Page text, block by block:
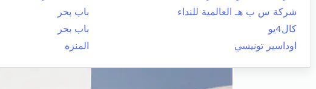
شركة س ب هـ العالمية للنداء
باب بحر
كال4يو
باب بحر
اوداسير تونيسي
المنزه